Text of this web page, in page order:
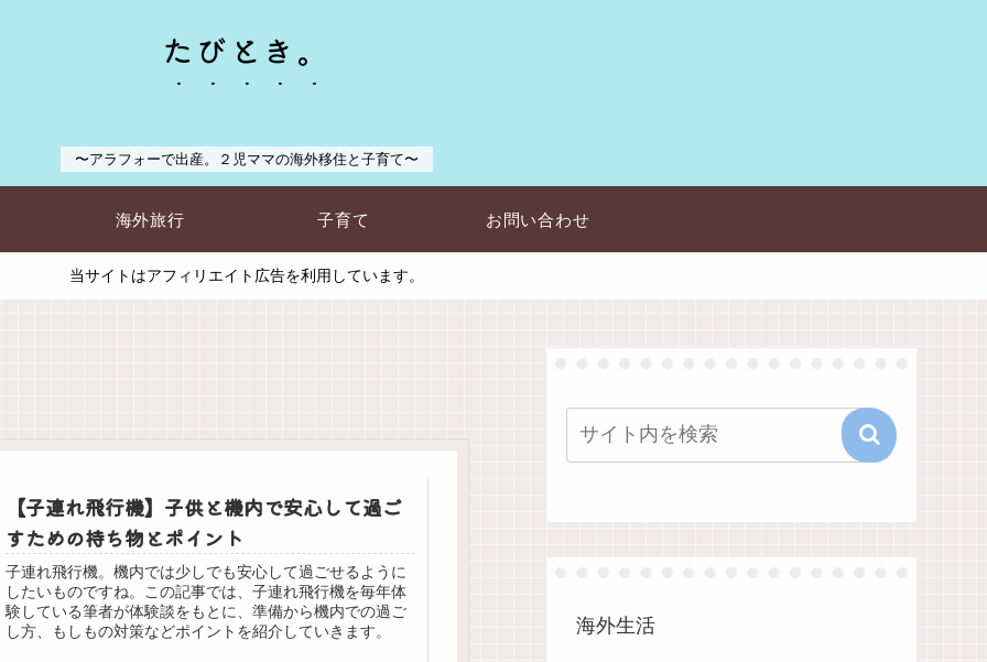
たびとき。
〜アラフォーで出産。２児ママの海外移住と子育て〜
海外旅行 子育て お問い合わせ
当サイトはアフィリエイト広告を利用しています。
【子連れ飛行機】子供と機内で安心して過ご
すための持ち物とポイント
子連れ飛行機。機内では少しでも安心して過ごせるように
したいものですね。この記事では、子連れ飛行機を毎年体
験している筆者が体験談をもとに、準備から機内での過ご
し方、もしもの対策などポイントを紹介していきます。
海外生活